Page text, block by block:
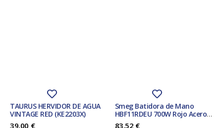
TAURUS HERVIDOR DE AGUA
VINTAGE RED (KE2203X)
39,00 €
Smeg Batidora de Mano
HBF11RDEU 700W Rojo Acero
Inoxidable Accesorios
83,52 €